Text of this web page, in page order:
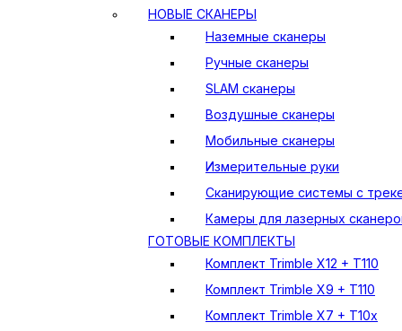
НОВЫЕ СКАНЕРЫ
Наземные сканеры
Ручные сканеры
SLAM сканеры
Воздушные сканеры
Мобильные сканеры
Измерительные руки
Сканирующие системы с
Камеры для лазерных
ГОТОВЫЕ КОМПЛЕКТЫ
Комплект Trimble X12 + T110
Комплект Trimble X9 + T110
Комплект Trimble X7 + T10x